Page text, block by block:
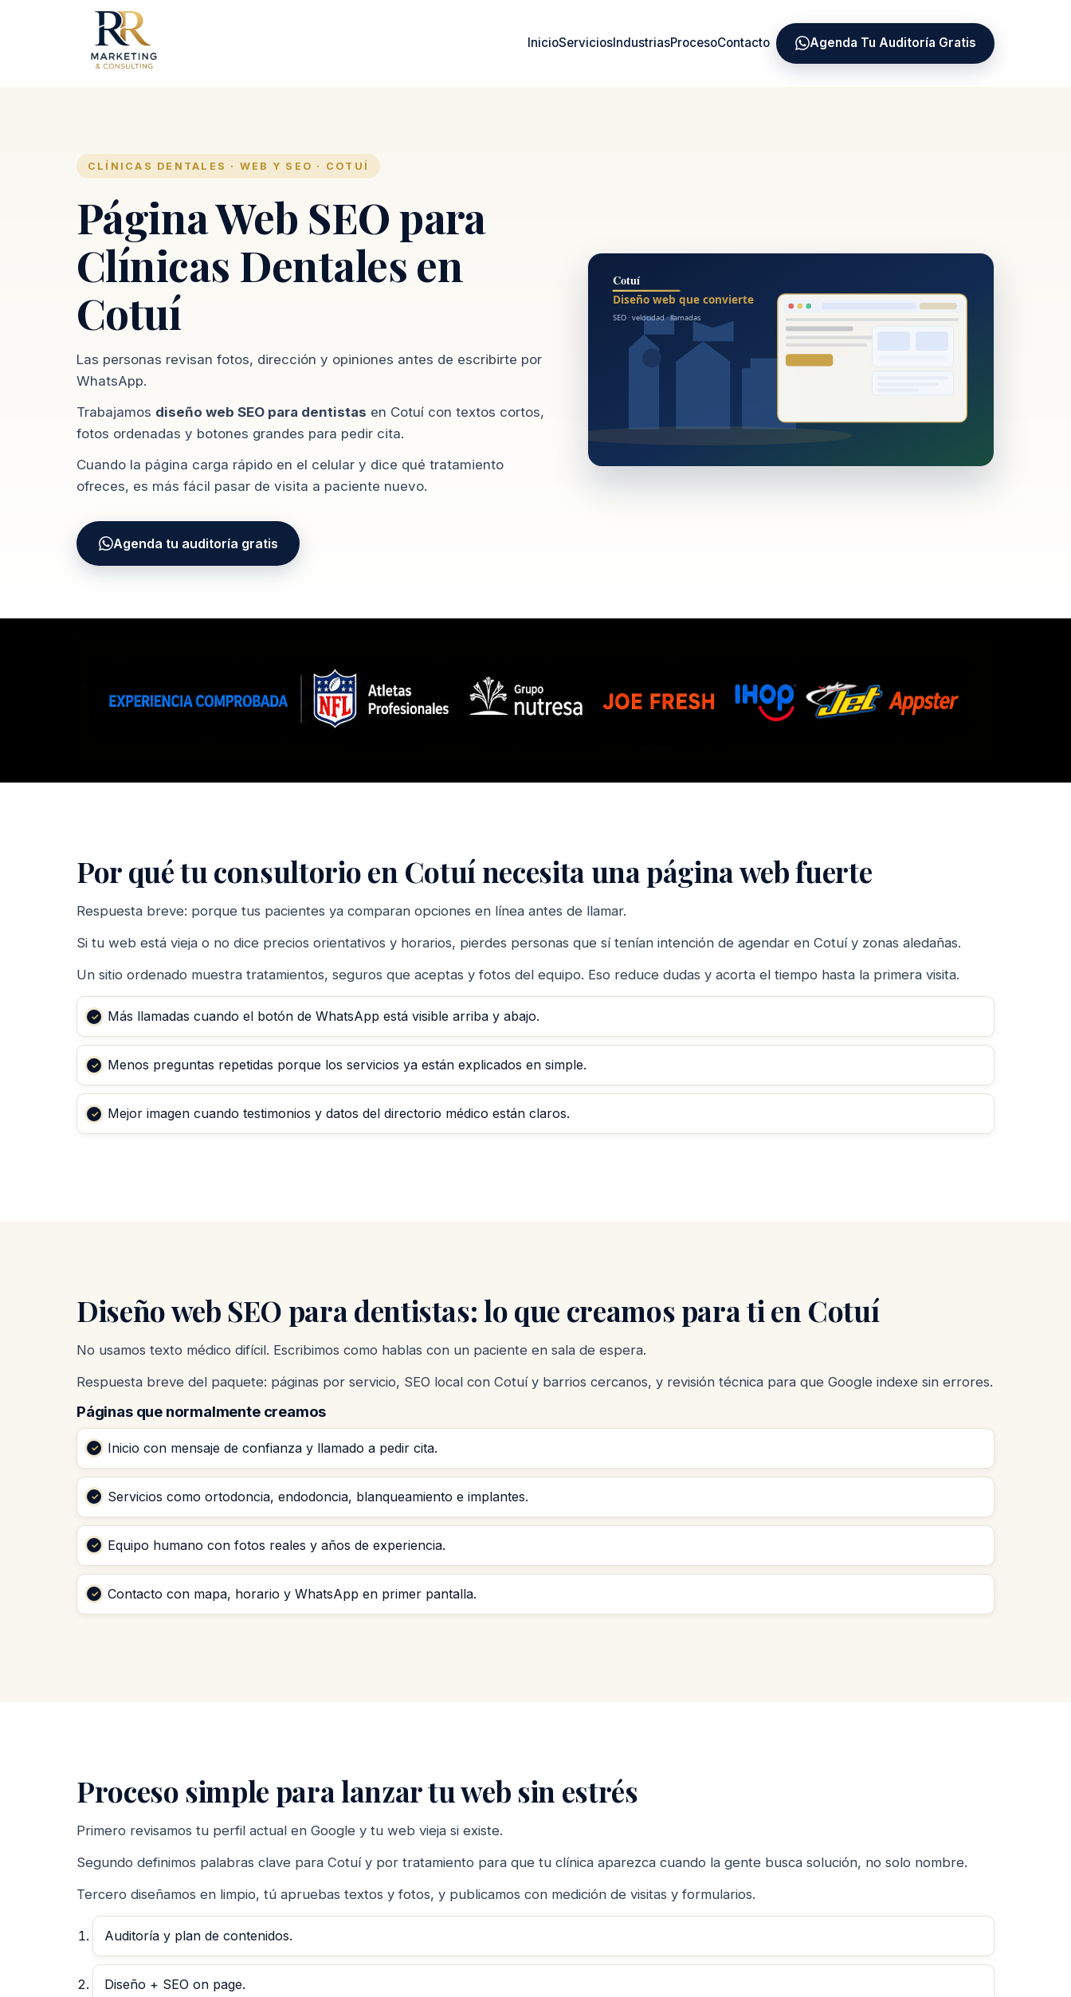
InicioServiciosIndustriasProcesoContacto Agenda Tu Auditoría Gratis
CLÍNICAS DENTALES · WEB Y SEO · COTUÍ
Página Web SEO para
Clínicas Dentales en
Cotuí
Las personas revisan fotos, dirección y opiniones antes de escribirte por
WhatsApp.
Trabajamos diseño web SEO para dentistas en Cotuí con textos cortos,
fotos ordenadas y botones grandes para pedir cita.
Cuando la página carga rápido en el celular y dice qué tratamiento
ofreces, es más fácil pasar de visita a paciente nuevo.
Agenda tu auditoría gratis
Por qué tu consultorio en Cotuí necesita una página web fuerte
Respuesta breve: porque tus pacientes ya comparan opciones en línea antes de llamar.
Si tu web está vieja o no dice precios orientativos y horarios, pierdes personas que sí tenían intención de agendar en Cotuí y zonas aledañas.
Un sitio ordenado muestra tratamientos, seguros que aceptas y fotos del equipo. Eso reduce dudas y acorta el tiempo hasta la primera visita.
Más llamadas cuando el botón de WhatsApp está visible arriba y abajo.
Menos preguntas repetidas porque los servicios ya están explicados en simple.
Mejor imagen cuando testimonios y datos del directorio médico están claros.
Diseño web SEO para dentistas: lo que creamos para ti en Cotuí
No usamos texto médico difícil. Escribimos como hablas con un paciente en sala de espera.
Respuesta breve del paquete: páginas por servicio, SEO local con Cotuí y barrios cercanos, y revisión técnica para que Google indexe sin errores.
Páginas que normalmente creamos
Inicio con mensaje de confianza y llamado a pedir cita.
Servicios como ortodoncia, endodoncia, blanqueamiento e implantes.
Equipo humano con fotos reales y años de experiencia.
Contacto con mapa, horario y WhatsApp en primer pantalla.
Proceso simple para lanzar tu web sin estrés
Primero revisamos tu perfil actual en Google y tu web vieja si existe.
Segundo definimos palabras clave para Cotuí y por tratamiento para que tu clínica aparezca cuando la gente busca solución, no solo nombre.
Tercero diseñamos en limpio, tú apruebas textos y fotos, y publicamos con medición de visitas y formularios.
Auditoría y plan de contenidos.
Diseño + SEO on page.